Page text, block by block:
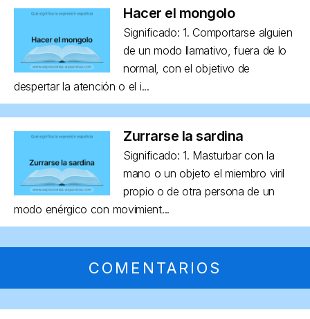
Hacer el mongolo
Significado: 1. Comportarse alguien
de un modo llamativo, fuera de lo
normal, con el objetivo de
despertar la atención o el i...
Zurrarse la sardina
Significado: 1. Masturbar con la
mano o un objeto el miembro viril
propio o de otra persona de un
modo enérgico con movimient...
COMENTARIOS